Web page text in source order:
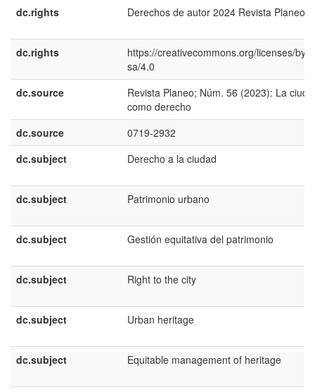
dc.rights
Derechos de autor 2024 Revista Planeo
dc.rights
https://creativecommons.org/licenses/by-
sa/4.0
dc.source
Revista Planeo; Núm. 56 (2023): La
como derecho
dc.source
0719-2932
dc.subject
Derecho a la ciudad
dc.subject Patrimonio urbano
dc.subject Gestión equitativa del patrimonio
dc.subject Right to the city
dc.subject Urban heritage
dc.subject Equitable management of heritage